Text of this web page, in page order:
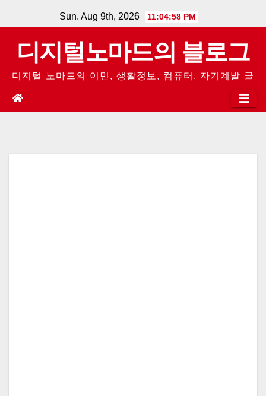
to
content
Sun. Aug 9th, 2026 11:04:58 PM
디지털노마드의 블로그
디지털 노마드의 이민, 생활정보, 컴퓨터, 자기계발 글